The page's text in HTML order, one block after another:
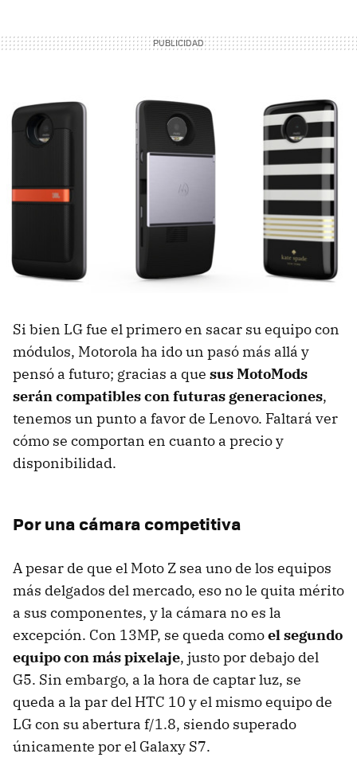
Si bien LG fue el primero en sacar su equipo con
módulos, Motorola ha ido un pasó más allá y
pensó a futuro; gracias a que sus MotoMods
serán compatibles con futuras generaciones,
tenemos un punto a favor de Lenovo. Faltará ver
cómo se comportan en cuanto a precio y
disponibilidad.
Por una cámara competitiva
A pesar de que el Moto Z sea uno de los equipos
más delgados del mercado, eso no le quita mérito
a sus componentes, y la cámara no es la
excepción. Con 13MP, se queda comoel segundo
equipo con más pixelaje, justo por debajo del
G5. Sin embargo, a la hora de captar luz, se
queda a la par del HTC 10 y el mismo equipo de
LG con su abertura f/1.8, siendo superado
únicamente por el Galaxy S7.